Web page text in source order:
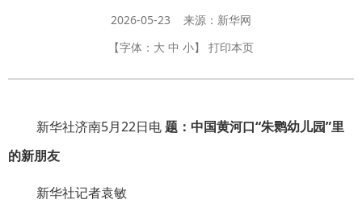
2026-05-23 来源：新华网
【字体： 大 中 小】 打印本页
新华社济南5月22日电题：中国黄河口“朱鹮幼儿园”里
的新朋友
新华社记者袁敏